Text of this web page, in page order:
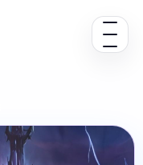
Ouvrir